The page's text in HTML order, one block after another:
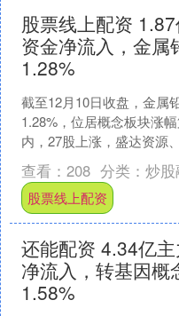
股票线上配资
资金净流入，金属
1.28%
截至12月10日收盘，金属
1.28%，位居概念板块涨
内，27股上涨，盛达资源
国城矿业等涨幅居前，分
4.43%....
查看： 208 分类： 炒
股票线上配资
还能配资 4.34亿
净流入，转基因概
1.58%